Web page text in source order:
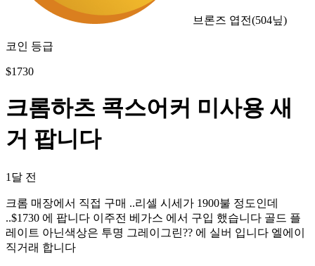
브론즈 엽전(504닢)
코인 등급
$1730
크롬하츠 콕스어커 미사용 새
거 팝니다
1달 전
크롬 매장에서 직접 구매 ..리셀 시세가 1900불 정도인데
..$1730 에 팝니다 이주전 베가스 에서 구입 했습니다 골드 플
레이트 아닌색상은 투명 그레이그린?? 에 실버 입니다 엘에이
직거래 합니다